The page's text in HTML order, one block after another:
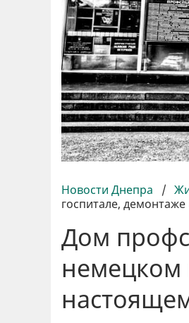
Новости Днепра /
госпитале,
Дом
немецком